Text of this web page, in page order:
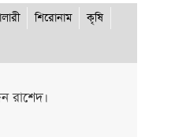
শিরোনাম
কৃষি
রাশেদ।